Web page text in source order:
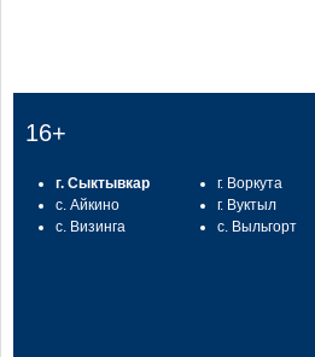
16+
г. Сыктывкар
с. Айкино
с. Визинга
г. Воркута
г. Вуктыл
с. Выльгорт